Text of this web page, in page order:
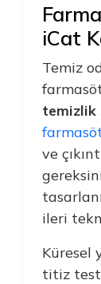
iCat
Temiz
temizlik
ve
ileri
Küresel
titiz